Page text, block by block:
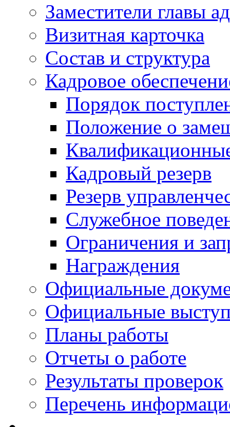
Заместители главы
Визитная карточка
Состав и структура
Кадровое
Порядок
Положение о
Кадровый резерв
Резерв
Служебное
Ограничения и
Награждения
Официальные
Официальные
Планы работы
Отчеты о работе
Результаты проверок
Перечень